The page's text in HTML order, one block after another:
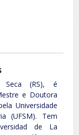
Seca (RS), é
e Doutora
Universidade
(UFSM). Tem
de La